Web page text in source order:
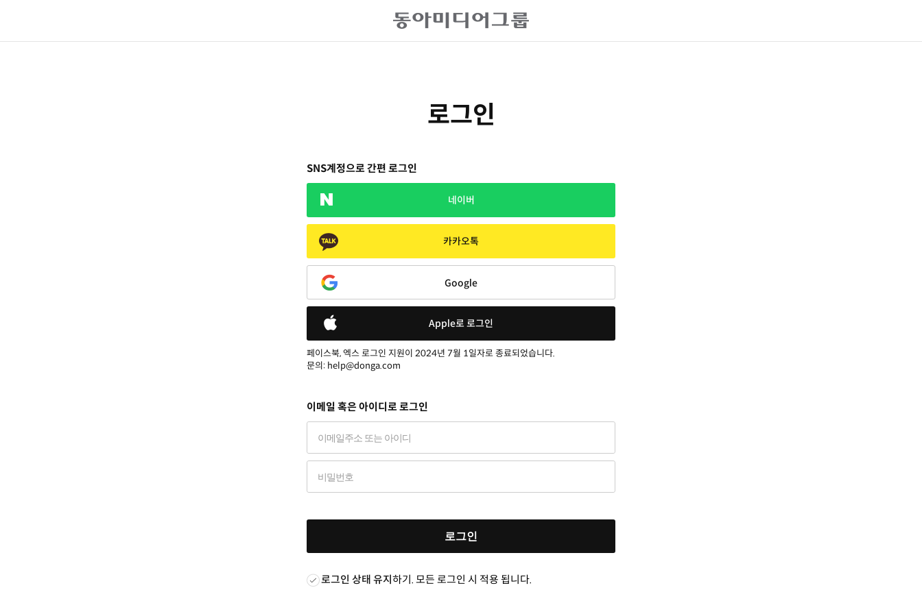
로그인
SNS계정으로 간편 로그인
네이버
카카오톡
Google
Apple로 로그인
페이스북, 엑스 로그인 지원이 2024년 7월 1일자로 종료되었습니다.
문의: help@donga.com
이메일 혹은 아이디로 로그인
로그인
로그인 상태 유지하기. 모든 로그인 시 적용 됩니다.